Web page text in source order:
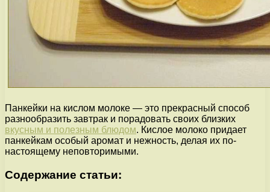
Панкейки на кислом молоке — это прекрасный способ
разнообразить завтрак и порадовать своих близких
вкусным и полезным блюдом. Кислое молоко придает
панкейкам особый аромат и нежность, делая их по-
настоящему неповторимыми.
Содержание статьи: